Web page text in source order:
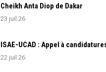
Cheikh Anta Diop de Dakar
23 juil 26
ISAE-UCAD : Appel à
22 juil 26